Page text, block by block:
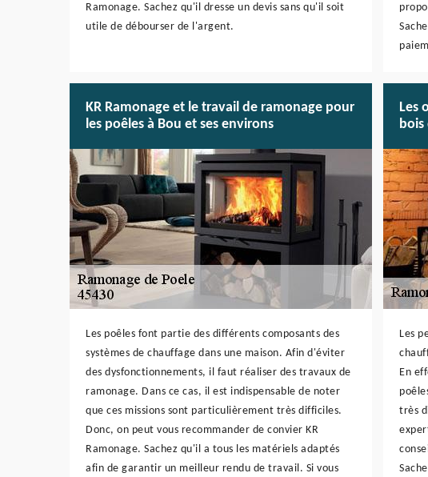
Ramonage. Sachez qu'il dresse un devis sans qu'il soit
utile de débourser de l'argent.
KR Ramonage et le travail de ramonage pour
les poêles à Bou et ses environs
Les poêles font partie des différents composants des
systèmes de chauffage dans une maison. Afin d'éviter
des dysfonctionnements, il faut réaliser des travaux de
ramonage. Dans ce cas, il est indispensable de noter
que ces missions sont particulièrement très difficiles.
Donc, on peut vous recommander de convier KR
Ramonage. Sachez qu'il a tous les matériels adaptés
afin de garantir un meilleur rendu de travail. Si vous
Les
bois
Les
En
très